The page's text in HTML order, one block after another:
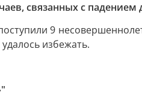
связанных с падением
9
избежать.